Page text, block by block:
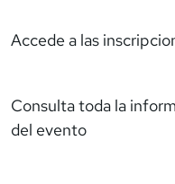
Accede a las
Consulta toda la
del evento